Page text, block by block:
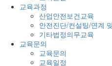
교육과정
산업안전보건교육
안전진단/컨설팅/연계
기타법정의무교육
교육문의
교육문의
교육일정